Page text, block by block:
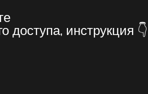
доступа, инструкция 👇